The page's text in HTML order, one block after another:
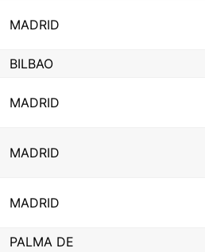
MADRID
BILBAO
MADRID
MADRID
MADRID
PALMA DE